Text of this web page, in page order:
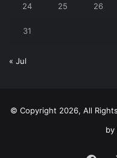
24 25 26
31
« Jul
© Copyright 2026, All
by